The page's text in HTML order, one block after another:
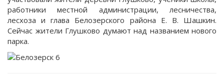
работники местной администрации, лесничества,
лесхоза и глава Белозерского района Е. В. Шашкин.
Сейчас жители Глушково думают над названием нового
парка.